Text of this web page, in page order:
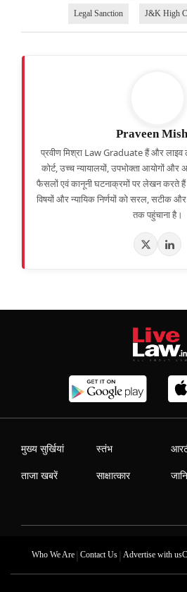
Legal Sanction J&K High
Praveen
प्रवीण मिश्रा Law Graduate हैं और लाइव
कोर्ट, उच्च न्यायालयों, उपभोक्ता आयोगों और
फैसलों एवं कानूनी घटनाक्रमों पर लेखन करते
विषयों और न्यायिक निर्णयों को सरल, सटीक और
तक पहुंचाना है।
मुख्य सुर्खियां
ताजा खबरें
स्तंभ
साक्षात्कार
Who We Are| Contact Us| Advertise with us